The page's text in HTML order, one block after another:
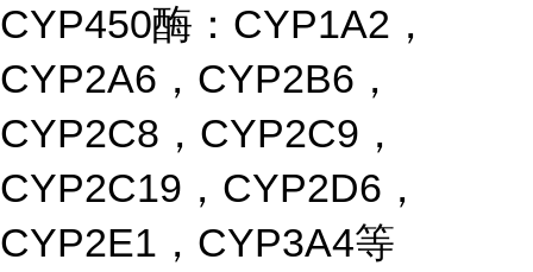
CYP450酶：CYP1A2，
CYP2A6，CYP2B6，
CYP2C8，CYP2C9，
CYP2C19，CYP2D6，
CYP2E1，CYP3A4等